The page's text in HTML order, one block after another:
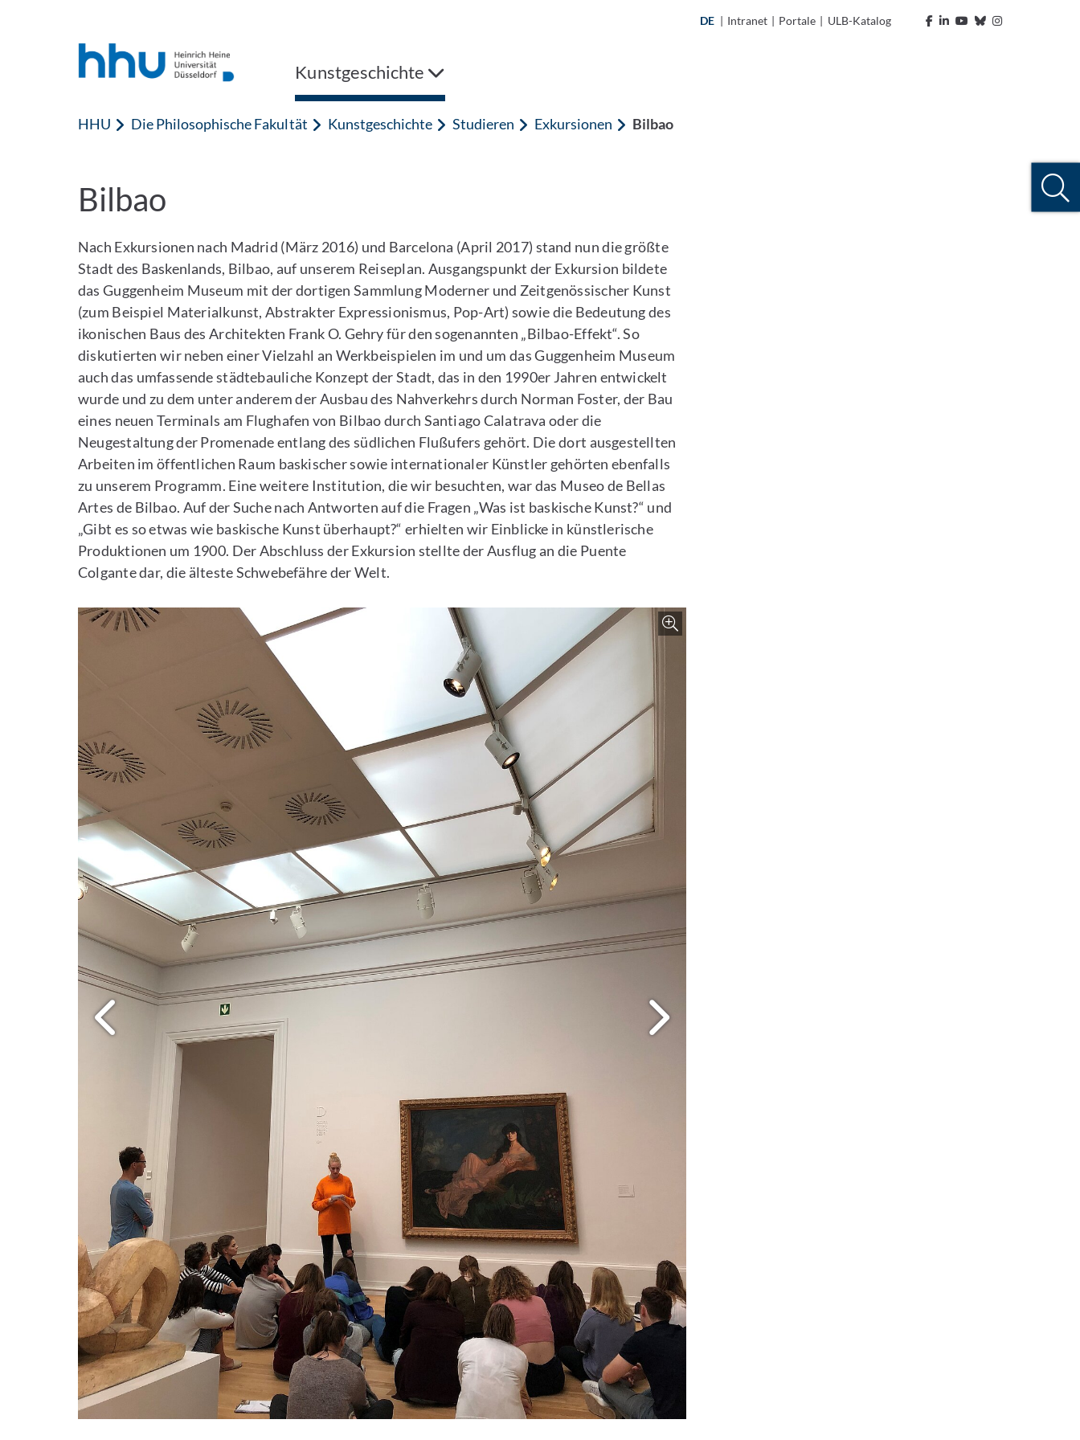
DE | Intranet | Portale | ULB-Katalog
Kunstgeschichte
HHU Die Philosophische Fakultät Kunstgeschichte Studieren Exkursionen Bilbao
Bilbao
Nach Exkursionen nach Madrid (März 2016) und Barcelona (April 2017) stand nun die größte
Stadt des Baskenlands, Bilbao, auf unserem Reiseplan. Ausgangspunkt der Exkursion bildete
das Guggenheim Museum mit der dortigen Sammlung Moderner und Zeitgenössischer Kunst
(zum Beispiel Materialkunst, Abstrakter Expressionismus, Pop-Art) sowie die Bedeutung des
ikonischen Baus des Architekten Frank O. Gehry für den sogenannten „Bilbao-Effekt“. So
diskutierten wir neben einer Vielzahl an Werkbeispielen im und um das Guggenheim Museum
auch das umfassende städtebauliche Konzept der Stadt, das in den 1990er Jahren entwickelt
wurde und zu dem unter anderem der Ausbau des Nahverkehrs durch Norman Foster, der Bau
eines neuen Terminals am Flughafen von Bilbao durch Santiago Calatrava oder die
Neugestaltung der Promenade entlang des südlichen Flußufers gehört. Die dort ausgestellten
Arbeiten im öffentlichen Raum baskischer sowie internationaler Künstler gehörten ebenfalls
zu unserem Programm. Eine weitere Institution, die wir besuchten, war das Museo de Bellas
Artes de Bilbao. Auf der Suche nach Antworten auf die Fragen „Was ist baskische Kunst?“ und
„Gibt es so etwas wie baskische Kunst überhaupt?“ erhielten wir Einblicke in künstlerische
Produktionen um 1900. Der Abschluss der Exkursion stellte der Ausflug an die Puente
Colgante dar, die älteste Schwebefähre der Welt.
Nächstes Bild
Bild vergrößern
Vorheriges Bild